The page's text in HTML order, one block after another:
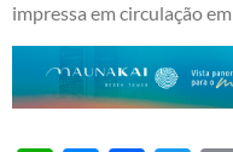
impressa em circulação